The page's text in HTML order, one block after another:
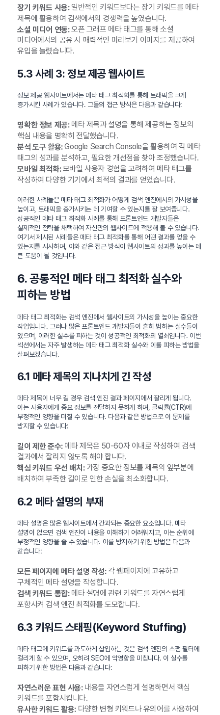
장기 키워드 사용:일반적인 키워드보다는 장기 키워드를 메타
제목에 활용하여 검색에서의 경쟁력을 높였습니다.
소셜 미디어 연동:오픈 그래프 메타 태그를 통해 소셜
미디어에서의 공유 시 매력적인 미리보기 이미지를 제공하여
유입을 늘렸습니다.
5.3 사례 3: 정보 제공 웹사이트
정보 제공 웹사이트에서는 메타 태그 최적화를 통해 트래픽을 크게
증가시킨 사례가 있습니다. 그들의 접근 방식은 다음과 같습니다:
명확한 정보 제공:메타 제목과 설명을 통해 제공하는 정보의
핵심 내용을 명확히 전달했습니다.
분석 도구 활용:Google Search Console을 활용하여 각 메타
태그의 성과를 분석하고, 필요한 개선점을 찾아 조정했습니다.
모바일 최적화:모바일 사용자 경험을 고려하여 메타 태그를
작성하여 다양한 기기에서 최적의 결과를 얻었습니다.
이러한 사례들은 메타 태그 최적화가 어떻게 검색 엔진에서의 가시성을
높이고, 트래픽을 증가시키는 데 기여할 수 있는지를 잘 보여줍니다.
성공적인 메타 태그 최적화 사례를 통해 프론트엔드 개발자들은
실제적인 전략을 채택하여 자신만의 웹사이트에 적용해 볼 수 있습니다.
여기서 제시된 사례들은 메타 태그 최적화를 통해 어떤 결과를 얻을 수
있는지를 시사하며, 이와 같은 접근 방식이 웹사이트의 성과를 높이는 데
큰 도움이 될 것입니다.
6. 공통적인 메타 태그 최적화 실수와
피하는 방법
메타 태그 최적화는 검색 엔진에서 웹사이트의 가시성을 높이는 중요한
작업입니다. 그러나 많은 프론트엔드 개발자들이 흔히 범하는 실수들이
있으며, 이러한 실수를 피하는 것이 성공적인 최적화의 열쇠입니다. 이번
섹션에서는 자주 발생하는 메타 태그 최적화 실수와 이를 피하는 방법을
살펴보겠습니다.
6.1 메타 제목의 지나치게 긴 작성
메타 제목이 너무 길 경우 검색 엔진 결과 페이지에서 잘리게 됩니다.
이는 사용자에게 중요 정보를 전달하지 못하게 하며, 클릭률(CTR)에
부정적인 영향을 미칠 수 있습니다. 다음과 같은 방법으로 이 문제를
방지할 수 있습니다:
길이 제한 준수:메타 제목은 50-60자 이내로 작성하여 검색
결과에서 잘리지 않도록 해야 합니다.
핵심 키워드 우선 배치:가장 중요한 정보를 제목의 앞부분에
배치하여 부족한 길이로 인한 손실을 최소화합니다.
6.2 메타 설명의 부재
메타 설명은 많은 웹사이트에서 간과되는 중요한 요소입니다. 메타
설명이 없으면 검색 엔진이 내용을 이해하기 어려워지고, 이는 순위에
부정적인 영향을 줄 수 있습니다. 이를 방지하기 위한 방법은 다음과
같습니다:
모든 페이지에 메타 설명 작성:각 웹페이지에 고유하고
구체적인 메타 설명을 작성합니다.
검색 키워드 통합:메타 설명에 관련 키워드를 자연스럽게
포함시켜 검색 엔진 최적화를 도모합니다.
6.3 키워드 스태핑(Keyword Stuffing)
메타 태그에 키워드를 과도하게 삽입하는 것은 검색 엔진의 스팸 필터에
걸리게 할 수 있으며, 오히려 SEO에 악영향을 미칩니다. 이 실수를
피하기 위한 방법은 다음과 같습니다:
자연스러운 표현 사용:내용을 자연스럽게 설명하면서 핵심
키워드를 포함시킵니다.
유사한 키워드 활용:다양한 변형 키워드나 유의어를 사용하여